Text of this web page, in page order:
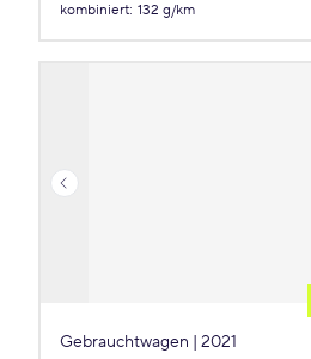
kombiniert: 132 g/km
Gebrauchtwagen | 2021